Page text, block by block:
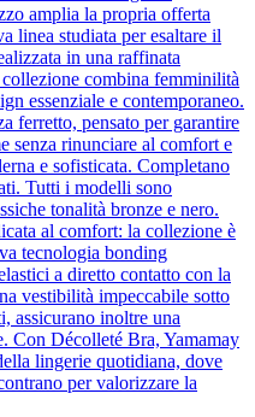
amplia la propria offerta
linea studiata per esaltare il
in una raffinata
combina femminilità
essenziale e contemporaneo.
ferretto, pensato per garantire
senza rinunciare al comfort e
e sofisticata. Completano
Tutti i modelli sono
tonalità bronze e nero.
al comfort: la collezione è
tecnologia bonding
a diretto contatto con la
vestibilità impeccabile sotto
assicurano inoltre una
Con Décolleté Bra, Yamamay
lingerie quotidiana, dove
per valorizzare la